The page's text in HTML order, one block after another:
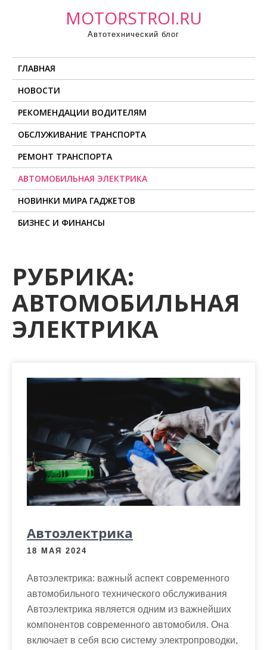
MOTORSTROI.RU
Автотехнический блог
ГЛАВНАЯ
НОВОСТИ
РЕКОМЕНДАЦИИ ВОДИТЕЛЯМ
ОБСЛУЖИВАНИЕ ТРАНСПОРТА
РЕМОНТ ТРАНСПОРТА
АВТОМОБИЛЬНАЯ ЭЛЕКТРИКА
НОВИНКИ МИРА ГАДЖЕТОВ
БИЗНЕС И ФИНАНСЫ
РУБРИКА:
АВТОМОБИЛЬНАЯ
ЭЛЕКТРИКА
Автоэлектрика
18 МАЯ 2024
Автоэлектрика: важный аспект современного
автомобильного технического обслуживания
Автоэлектрика является одним из важнейших
компонентов современного автомобиля. Она
включает в себя всю систему электропроводки,